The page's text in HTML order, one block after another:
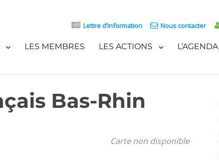
Lettre d’information Nous contacter
LES MEMBRES LES ACTIONS L’AGENDA
Bas-Rhin
Carte non disponible